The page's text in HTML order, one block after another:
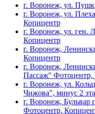
г. Воронеж, ул.
г. Воронеж, ул.
Копицентр
г. Воронеж, ул. ген.
Копицентр
г. Воронеж,
Копицентр
г. Воронеж,
Пассаж" Фотоцентр,
г. Воронеж, ул.
Чижова", минус 2
г. Воронеж,
Фотоцентр,